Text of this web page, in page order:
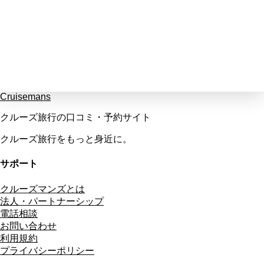
Cruisemans
クルーズ旅行の口コミ・予約サイト
クルーズ旅行をもっと身近に。
サポート
クルーズマンズとは
法人・パートナーシップ
電話相談
お問い合わせ
利用規約
プライバシーポリシー